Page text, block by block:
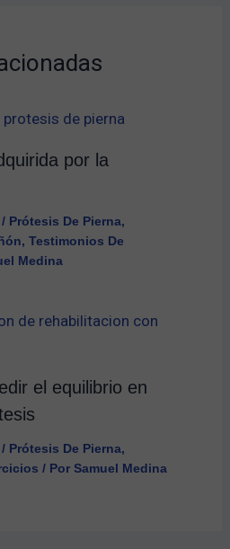
por la
/ Prótesis De Pierna,
, Testimonios De
Medina
el equilibrio en
/ Prótesis De Pierna,
/ Por Samuel Medina